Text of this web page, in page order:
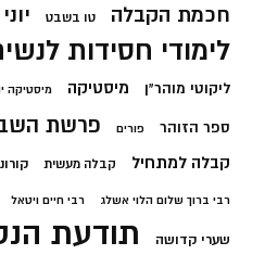
חכמת הקבלה טו בשבט
לימודי חסידות
ליקוטי מוהר"ן מיסטיקה מיסטיקה
ספר הזוהר פורים פרשת
קבלה למתחיל קבלה מעשית
רבי ברוך שלום הלוי אשלג רבי חיים ויטאל
שערי קדושה תודעת